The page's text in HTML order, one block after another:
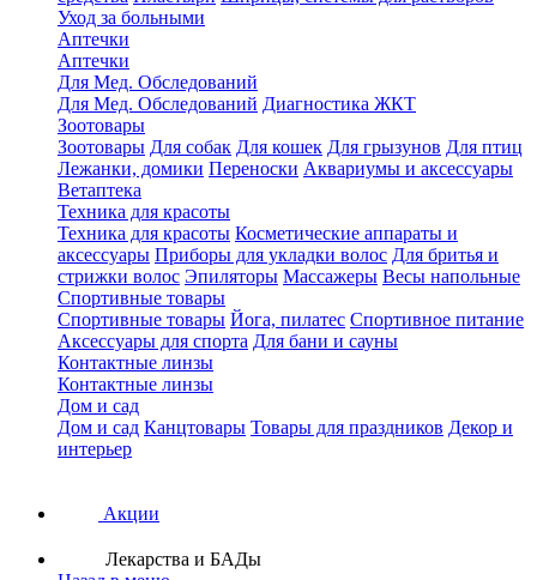
Уход за больными
Аптечки
Аптечки
Для Мед. Обследований
Для Мед. Обследований Диагностика ЖКТ
Зоотовары
Зоотовары Для собак Для кошек Для грызунов Для птиц
Лежанки, домики Переноски Аквариумы и аксессуары
Ветаптека
Техника для красоты
Техника для красоты Косметические аппараты и
аксессуары Приборы для укладки волос Для бритья и
стрижки волос Эпиляторы Массажеры Весы напольные
Спортивные товары
Спортивные товары Йога, пилатес Спортивное питание
Аксессуары для спорта Для бани и сауны
Контактные линзы
Контактные линзы
Дом и сад
Дом и сад Канцтовары Товары для праздников Декор и
интерьер
Акции
Лекарства и БАДы